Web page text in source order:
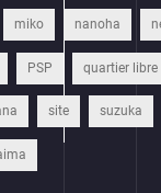
miko nanoha
PSP quartier libre
site suzuka